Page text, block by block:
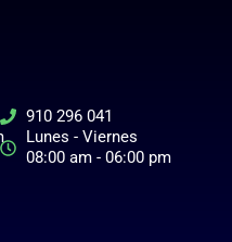
910 296 041
Lunes - Viernes
08:00 am - 06:00 pm